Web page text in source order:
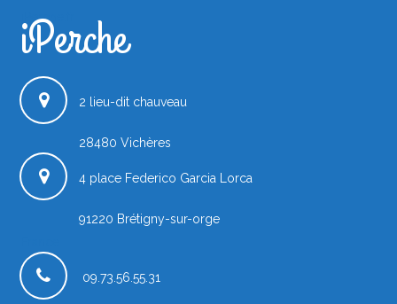
iPerche.fr
iPerche
2 lieu-dit chauveau
28480 Vichères
4 place Federico Garcia Lorca
91220 Brétigny-sur-orge
09.73.56.55.31